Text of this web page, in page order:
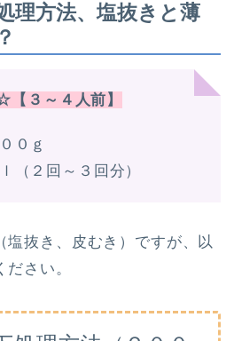
理方法、塩抜きと薄
３～４人前】
０ｇ
（２回～３回分）
塩抜き、皮むき）ですが、以
さい。